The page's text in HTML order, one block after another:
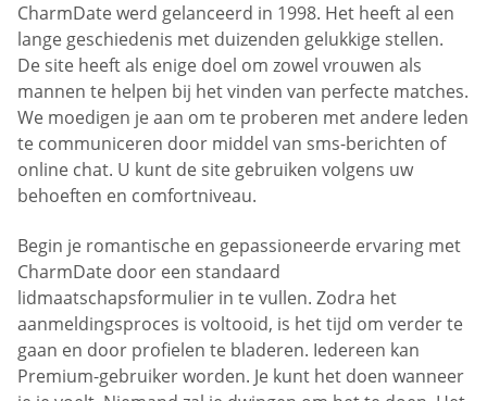
CharmDate werd gelanceerd in 1998. Het heeft al een
lange geschiedenis met duizenden gelukkige stellen.
De site heeft als enige doel om zowel vrouwen als
mannen te helpen bij het vinden van perfecte matches.
We moedigen je aan om te proberen met andere leden
te communiceren door middel van sms-berichten of
online chat. U kunt de site gebruiken volgens uw
behoeften en comfortniveau.
Begin je romantische en gepassioneerde ervaring met
CharmDate door een standaard
lidmaatschapsformulier in te vullen. Zodra het
aanmeldingsproces is voltooid, is het tijd om verder te
gaan en door profielen te bladeren. Iedereen kan
Premium-gebruiker worden. Je kunt het doen wanneer